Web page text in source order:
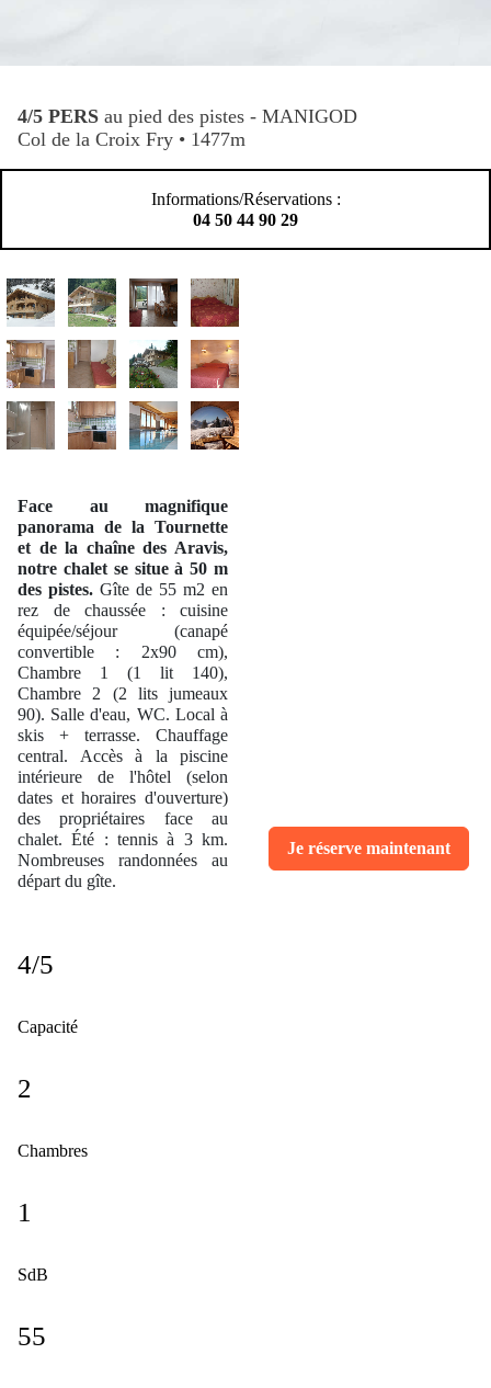
4/5 PERS au pied des pistes - MANIGOD
Col de la Croix Fry • 1477m
Informations/Réservations :
04 50 44 90 29
Face au magnifique
panorama de la Tournette
et de la chaîne des Aravis,
notre chalet se situe à 50 m
des pistes. Gîte de 55 m2 en
rez de chaussée : cuisine
équipée/séjour (canapé
convertible : 2x90 cm),
Chambre 1 (1 lit 140),
Chambre 2 (2 lits jumeaux
90). Salle d'eau, WC. Local à
skis + terrasse. Chauffage
central. Accès à la piscine
intérieure de l'hôtel (selon
dates et horaires d'ouverture)
des propriétaires face au
chalet. Été : tennis à 3 km.
Nombreuses randonnées au
départ du gîte.
4/5
Capacité
2
Chambres
1
SdB
55
Je réserve maintenant